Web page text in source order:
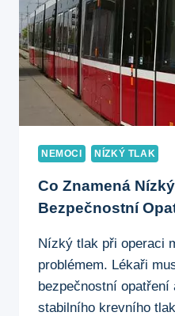
NEMOCI NÍZKÝ TLAK
Co Znamená
Bezpečnostní
Nízký tlak při operaci
problémem. Lékaři
bezpečnostní
stabilního krevního